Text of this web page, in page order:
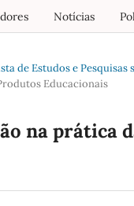
Notícias
de Estudos e
Educacionais
na prática